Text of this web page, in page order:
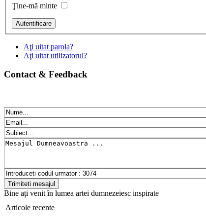
Ţine-mă minte
Aţi uitat parola?
Aţi uitat utilizatorul?
Contact & Feedback
Bine ați venit în lumea artei dumnezeiesc inspirate
Articole recente